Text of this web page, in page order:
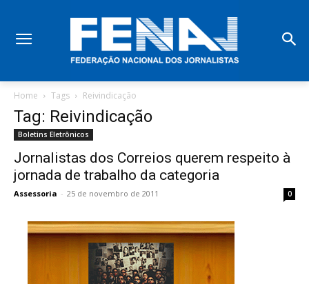
Home Tags Reivindicação
Tag: Reivindicação
Boletins Eletrônicos
Jornalistas dos Correios querem respeito à
jornada de trabalho da categoria
Assessoria - 25 de novembro de 2011 0